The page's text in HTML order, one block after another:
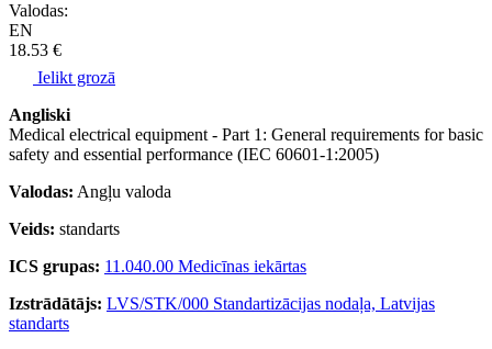
Valodas:
EN
18.53 €
Ielikt grozā
Angliski
Medical electrical equipment - Part 1: General requirements for basic
safety and essential performance (IEC 60601-1:2005)
Valodas: Angļu valoda
Veids: standarts
ICS grupas: 11.040.00 Medicīnas iekārtas
Izstrādātājs: LVS/STK/000 Standartizācijas nodaļa, Latvijas
standarts